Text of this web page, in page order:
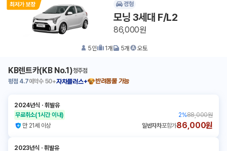
경형
모닝 3세대 F/L2
86,000원
5인 1개 5개 오토
KB렌트카(KB No.1)청주점
평점 4.7예약수 50+자차플러스+ 반려동물 가능
2024년식 ㆍ휘발유
무료취소(1시간 이내) 2%88,000원
만 21세 이상
일반자차포함가86,000원
2023년식 ㆍ휘발유